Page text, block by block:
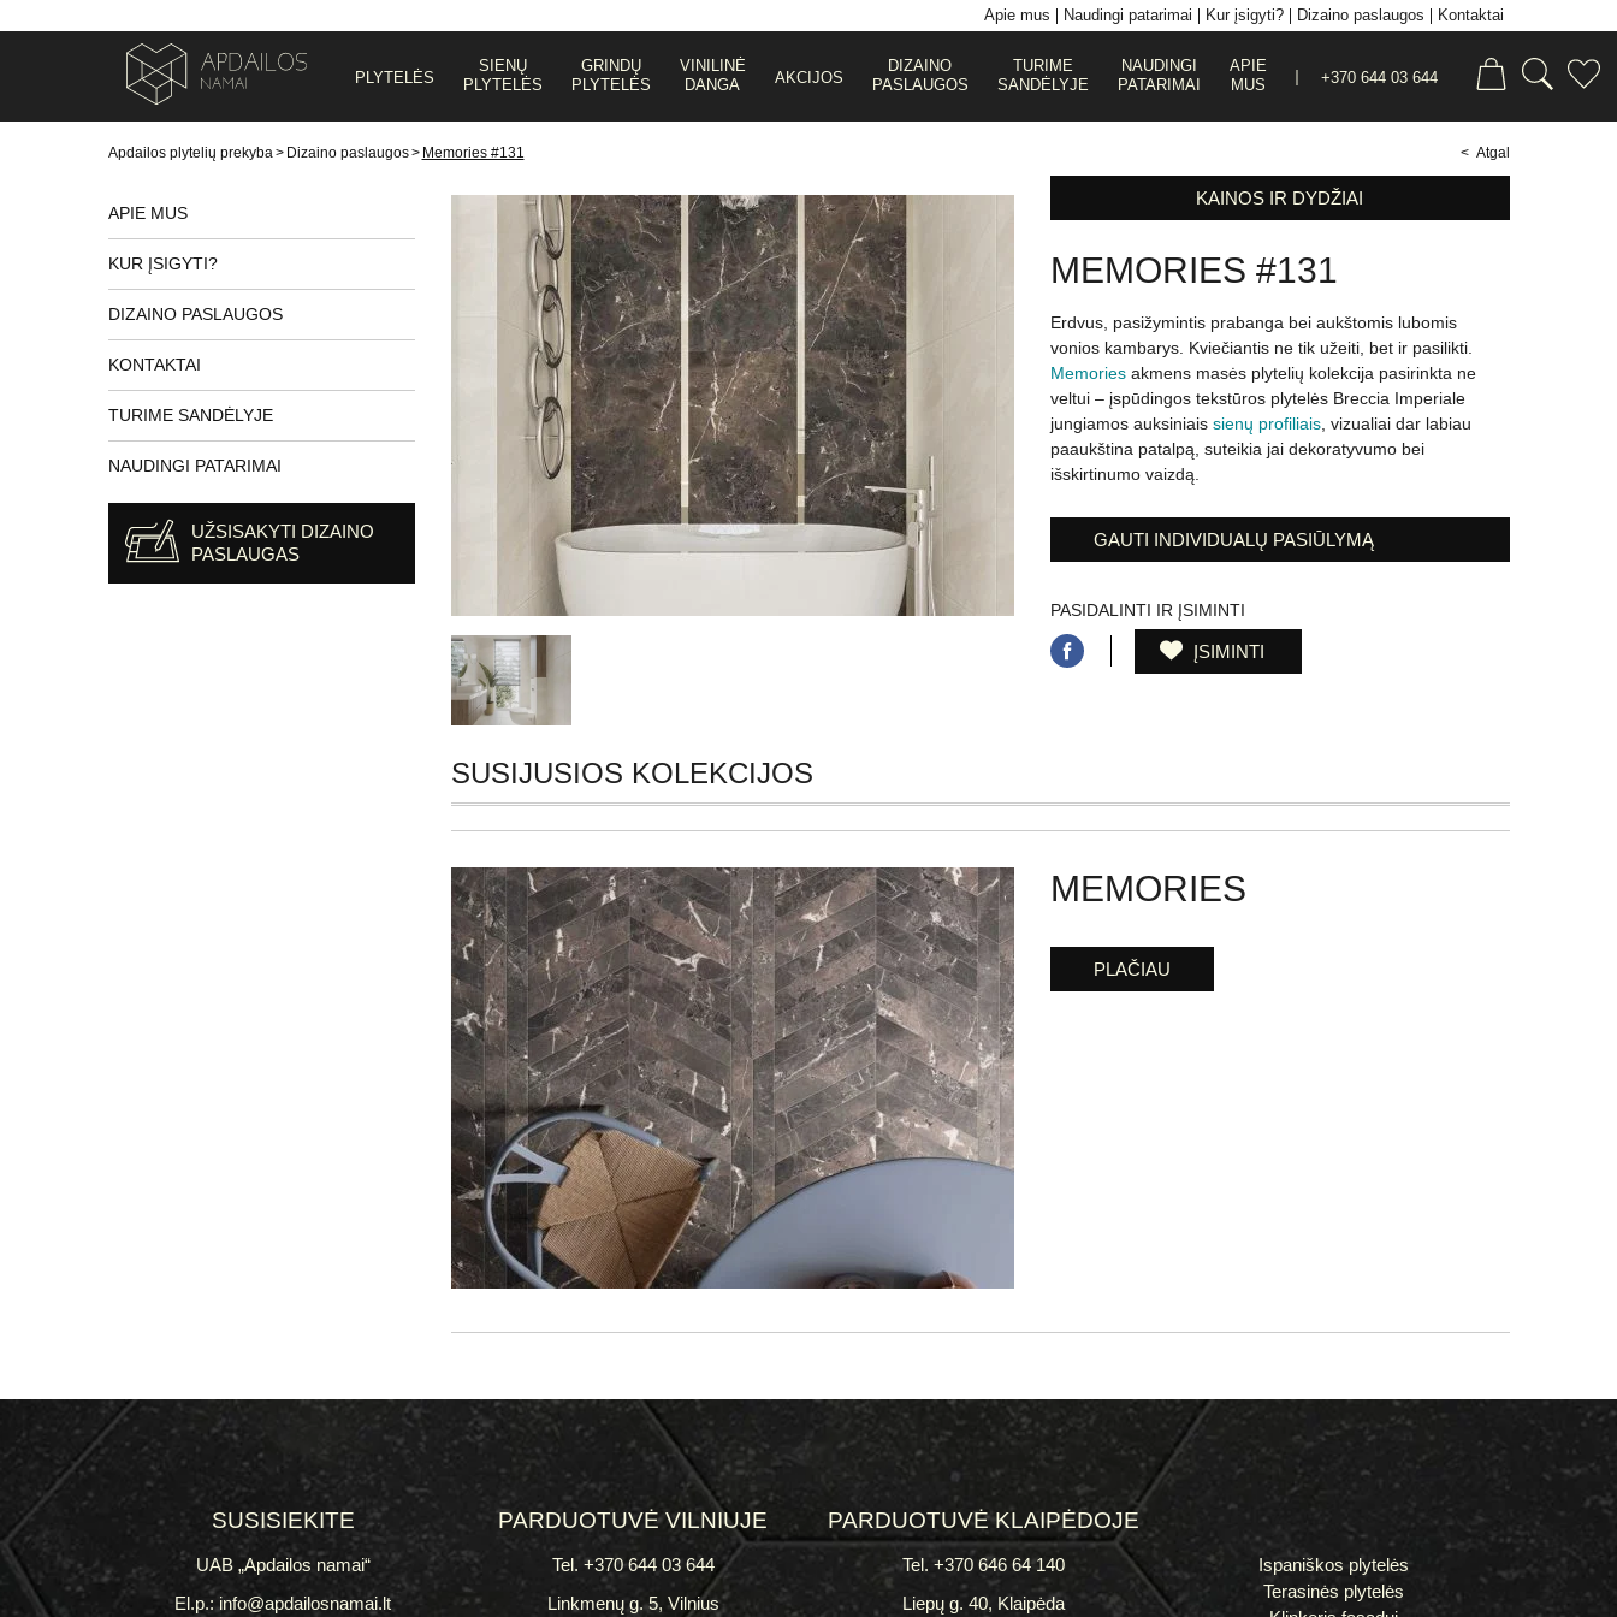
Apie mus Naudingi patarimai Kur įsigyti? Dizaino paslaugos Kontaktai
PLYTELĖS
SIENŲ
PLYTELĖS
GRINDŲ
PLYTELĖS
VINILINĖ
DANGA
AKCIJOS
DIZAINO
PASLAUGOS
TURIME
SANDĖLYJE
NAUDINGI
PATARIMAI
APIE
MUS
+370 644 03 644
Apdailos plytelių prekyba > Dizaino paslaugos> Memories #131 < Atgal
APIE MUS
KUR ĮSIGYTI?
DIZAINO PASLAUGOS
KONTAKTAI
TURIME SANDĖLYJE
NAUDINGI PATARIMAI
UŽSISAKYTI DIZAINO
PASLAUGAS
KAINOS IR DYDŽIAI
MEMORIES #131
Erdvus, pasižymintis prabanga bei aukštomis lubomis
vonios kambarys. Kviečiantis ne tik užeiti, bet ir pasilikti.
Memoriesakmens masės plytelių kolekcija pasirinkta ne
veltui – įspūdingos tekstūros plytelės Breccia Imperiale
jungiamos auksiniais sienų profiliais, vizualiai dar labiau
paaukština patalpą, suteikia jai dekoratyvumo bei
išskirtinumo vaizdą.
GAUTI INDIVIDUALŲ PASIŪLYMĄ
PASIDALINTI IR ĮSIMINTI
ĮSIMINTI
SUSIJUSIOS KOLEKCIJOS
MEMORIES
PLAČIAU
SUSISIEKITE
UAB „Apdailos namai“
El.p.: info@apdailosnamai.lt
PARDUOTUVĖ VILNIUJE
Tel. +370 644 03 644
Linkmenų g. 5, Vilnius
PARDUOTUVĖ KLAIPĖDOJE
Tel. +370 646 64 140
Liepų g. 40, Klaipėda
Ispaniškos plytelės
Terasinės plytelės